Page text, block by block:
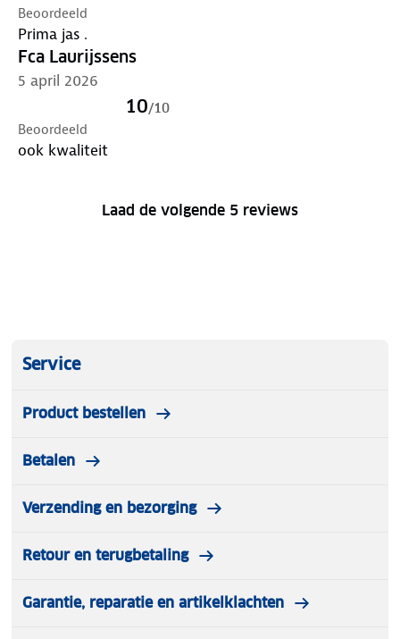
Beoordeeld
Prima jas .
Fca Laurijssens
5 april 2026
10/10
Beoordeeld
ook kwaliteit
Laad de volgende 5 reviews
Service
Product bestellen
Betalen
Verzending en bezorging
Retour en terugbetaling
Garantie, reparatie en artikelklachten